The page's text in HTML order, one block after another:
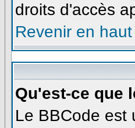
droits d'accès
Revenir en
Qu'est-ce que
Le BBCode est